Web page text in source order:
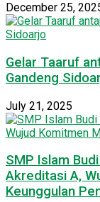
December 25,
Gelar Taaruf
Gandeng
July 21, 2025
SMP Islam
Akreditasi A,
Keunggulan